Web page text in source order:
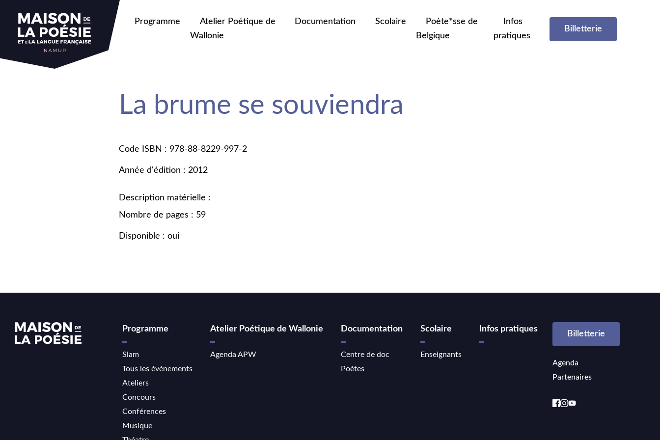
Programme
Atelier Poétique de
Wallonie
Documentation Scolaire
Poète*sse de
Belgique
Infos
pratiques
Billetterie
La brume se souviendra
Code ISBN : 978-88-8229-997-2
Année d'édition : 2012
Description matérielle :
Nombre de pages : 59
Disponible : oui
Programme
Slam
Tous les événements
Ateliers
Concours
Conférences
Musique
Atelier Poétique de Wallonie
Agenda APW
Documentation
Centre de doc
Poètes
Scolaire
Enseignants
Infos pratiques
Billetterie
Agenda
Partenaires